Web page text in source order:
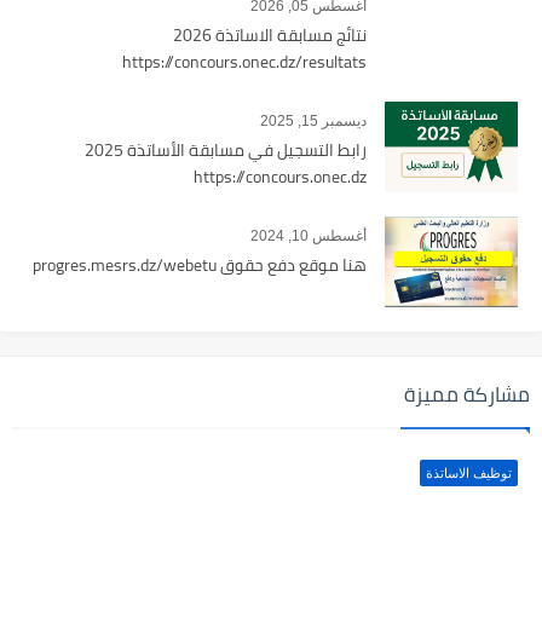
أغسطس 05, 2026
نتائج مسابقة الاساتذة 2026
https://concours.onec.dz/resultats
ديسمبر 15, 2025
رابط التسجيل في مسابقة الأساتذة 2025
https://concours.onec.dz
أغسطس 10, 2024
هنا موقع دفع حقوق progres.mesrs.dz/webetu
مشاركة مميزة
توظيف الاساتذة